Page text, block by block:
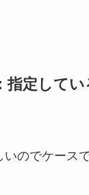
指定して
のでケース